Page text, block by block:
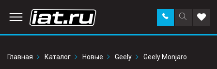
Поиск
по
Заказать
звонок в
Главная
Каталог Новые Geely Geely Monjaro